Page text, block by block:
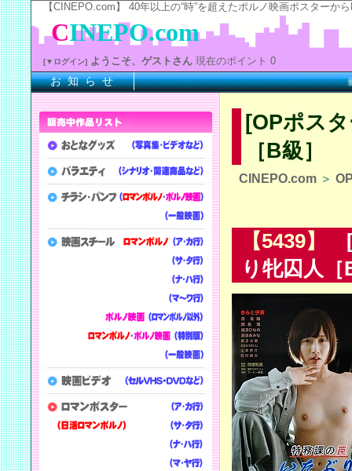
【CINEPO.com】 40年以上の“時”を超えたポルノ映画ポスター
[OPポス
［B級］
CINEPO.com ＞
【5439】
り牝囚人［
※上
CINEPO.com
[▼ログイン] ようこそ、ゲストさん 現在のポイント 0
お 知 ら せ